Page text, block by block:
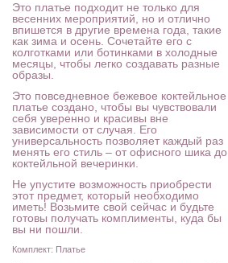
Это платье подходит не только для
весенних мероприятий, но и отлично
впишется в другие времена года, такие
как зима и осень. Сочетайте его с
колготками или ботинками в холодные
месяцы, чтобы легко создавать разные
образы.
Это повседневное бежевое коктейльное
платье создано, чтобы вы чувствовали
себя уверенно и красивы вне
зависимости от случая. Его
универсальность позволяет каждый раз
менять его стиль – от офисного шика до
коктейльной вечеринки.
Не упустите возможность приобрести
этот предмет, который необходимо
иметь! Возьмите свой сейчас и будьте
готовы получать комплименты, куда бы
вы ни пошли.
Комплект: Платье